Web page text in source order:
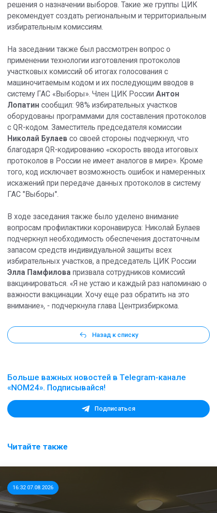
решения о назначении выборов. Такие же группы ЦИК
рекомендует создать региональным и территориальным
избирательным комиссиям.
На заседании также был рассмотрен вопрос о
применении технологии изготовления протоколов
участковых комиссий об итогах голосования с
машиночитаемым кодом и их последующим вводов в
систему ГАС «Выборы». Член ЦИК России Антон
Лопатин сообщил: 98% избирательных участков
оборудованы программами для составления протоколов
с QR-кодом. Заместитель председателя комиссии
Николай Булаев со своей стороны подчеркнул, что
благодаря QR-кодированию «скорость ввода итоговых
протоколов в России не имеет аналогов в мире». Кроме
того, код исключает возможность ошибок и намеренных
искажений при передаче данных протоколов в систему
ГАС "Выборы".
В ходе заседания также было уделено внимание
вопросам профилактики коронавируса: Николай Булаев
подчеркнул необходимость обеспечения достаточным
запасом средств индивидуальной защиты всех
избирательных участков, а председатель ЦИК России
Элла Памфилова призвала сотрудников комиссий
вакцинироваться. «Я не устаю и каждый раз напоминаю о
важности вакцинации. Хочу еще раз обратить на это
внимание», - подчеркнула глава Центризбиркома.
Назад к списку
Больше важных новостей в Telegram-канале
«NOM24». Подписывайся!
Подписаться
Читайте также
16:32 07.08.2026